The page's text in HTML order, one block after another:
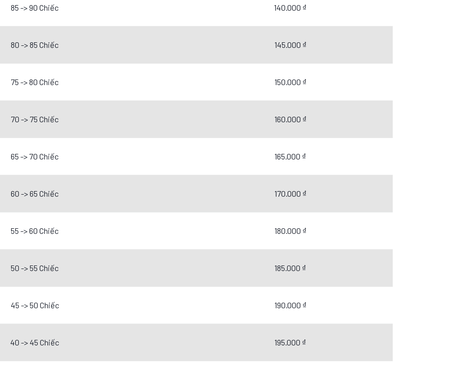
85 -> 90 Chiếc 140.000 ₫
80 -> 85 Chiếc 145.000 ₫
75 -> 80 Chiếc 150.000 ₫
70 -> 75 Chiếc 160.000 ₫
65 -> 70 Chiếc 165.000 ₫
60 -> 65 Chiếc 170.000 ₫
55 -> 60 Chiếc 180.000 ₫
50 -> 55 Chiếc 185.000 ₫
45 -> 50 Chiếc 190.000 ₫
40 -> 45 Chiếc 195.000 ₫